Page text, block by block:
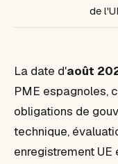
de
La date d'août
PME espagnoles,
obligations de
technique,
enregistrement